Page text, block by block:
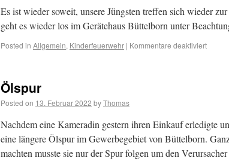
Es ist wieder soweit, unsere Jüngsten treffen sich wieder
geht es wieder los im Gerätehaus Büttelborn unter
Posted in Allgemein, Kinderfeuerwehr | Kommentare deaktiviert
Ölspur
Posted on 13. Februar 2022 byThomas
Nachdem eine Kameradin gestern ihren Einkauf erledigte
eine längere Ölspur im Gewerbegebiet von Büttelborn.
machten musste sie nur der Spur folgen um den